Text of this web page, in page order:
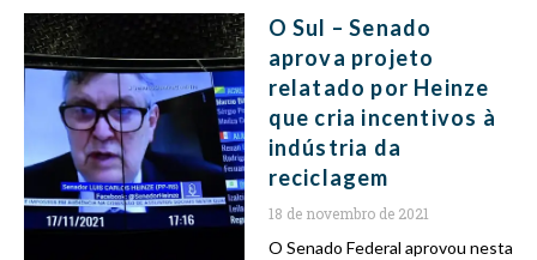
O Sul – Senado
aprova projeto
relatado por Heinze
que cria incentivos à
indústria da
reciclagem
18 de novembro de 2021
O Senado Federal aprovou nesta